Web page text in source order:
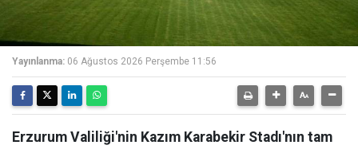
Yayınlanma: 06 Ağustos 2026 Perşembe 11:56
Erzurum Valiliği'nin Kazım Karabekir Stadı'nın tam